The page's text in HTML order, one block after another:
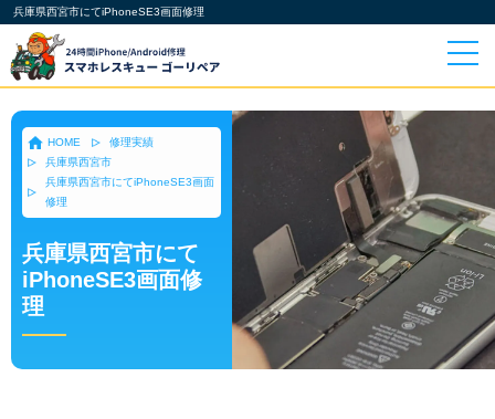
兵庫県西宮市にてiPhoneSE3画面修理
HOME
修理実績
兵庫県西宮市
兵庫県西宮市にてiPhoneSE3画面
修理
兵庫県西宮市にて
iPhoneSE3画面修
理